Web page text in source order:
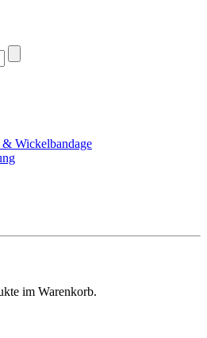
& Wickelbandage
im Warenkorb.